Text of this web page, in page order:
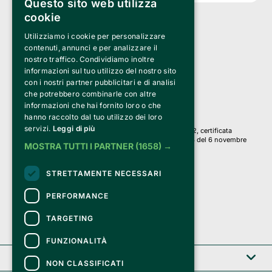
Clappit è un marchio di proprietà di:
Bemils Srl
a Socio Unico
Via Fosse Ardeatine, 4 -20092 Cinisello Balsamo (MI)
PI 05589050961
Iscr. C.C.I.A.A. Milano R.E.A. 1833471
© 2010-2025 Bemils Srl - Tutti i diritti riservati
Credits:
Clappit è basato sulla piattaforma di biglietteria Belive 6.2, certificata
dall’Agenzia delle Entrate con protocollo n. 2025/445474 del 6 novembre
2025.
Su Clappit i tuoi acquisti ed i tuoi dati
sono sicuri e protetti da un certificato SSL
con crittografia a 128 bit.
Clappit
Questo sito web utilizza
cookie
Utilizziamo i cookie per personalizzare
contenuti, annunci e per analizzare il
nostro traffico. Condividiamo inoltre
informazioni sul tuo utilizzo del nostro sito
con i nostri partner pubblicitari e di analisi
che potrebbero combinarle con altre
informazioni che hai fornito loro o che
hanno raccolto dal tuo utilizzo dei loro
servizi. Leggi di più
MOSTRA TUTTI I PARTNER (1658) →
STRETTAMENTE NECESSARI
PERFORMANCE
TARGETING
FUNZIONALITÀ
NON CLASSIFICATI